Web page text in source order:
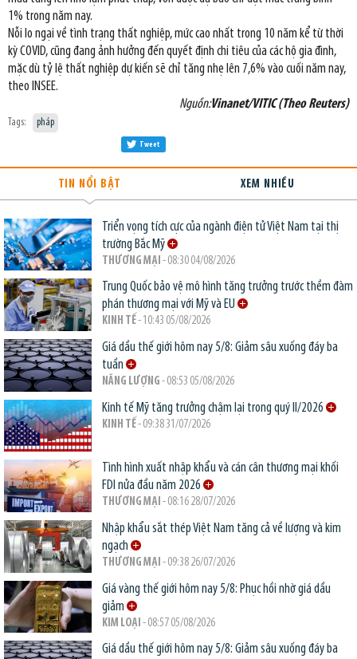
1% trong năm nay.
Nỗi lo ngại về tình trạng thất nghiệp, mức cao nhất trong 10 năm kể từ thời
kỳ COVID, cũng đang ảnh hưởng đến quyết định chi tiêu của các hộ gia đình,
mặc dù tỷ lệ thất nghiệp dự kiến sẽ chỉ tăng nhẹ lên 7,6% vào cuối năm nay,
theo INSEE.
Nguồn:Vinanet/VITIC (Theo Reuters)
Tags: pháp
Tweet
TIN NỔI BẬT XEM NHIỀU
Triển vọng tích cực của ngành điện tử Việt Nam tại thị
trường Bắc Mỹ
THƯƠNG MẠI - 08:30 04/08/2026
Trung Quốc bảo vệ mô hình tăng trưởng trước thềm đàm
phán thương mại với Mỹ và EU
KINH TẾ- 10:43 05/08/2026
Giá dầu thế giới hôm nay 5/8: Giảm sâu xuống đáy ba
tuần
NĂNG LƯỢNG - 08:53 05/08/2026
Kinh tế Mỹ tăng trưởng chậm lại trong quý II/2026
KINH TẾ- 09:38 31/07/2026
Tình hình xuất nhập khẩu và cán cân thương mại khối
FDI nửa đầu năm 2026
THƯƠNG MẠI - 08:16 28/07/2026
Nhập khẩu sắt thép Việt Nam tăng cả về lượng và kim
ngạch
THƯƠNG MẠI - 09:38 26/07/2026
Giá vàng thế giới hôm nay 5/8: Phục hồi nhờ giá dầu
giảm
KIM LOẠI - 08:57 05/08/2026
Giá dầu thế giới hôm nay 5/8: Giảm sâu xuống đáy ba